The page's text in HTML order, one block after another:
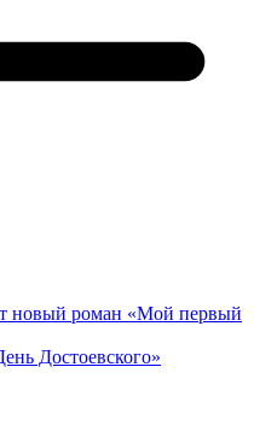
новый роман «Мой первый
Достоевского»